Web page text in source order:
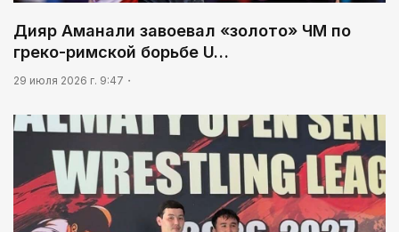
Дияр Аманали завоевал «золото» ЧМ по
греко-римской борьбе U…
29 июля 2026 г. 9:47